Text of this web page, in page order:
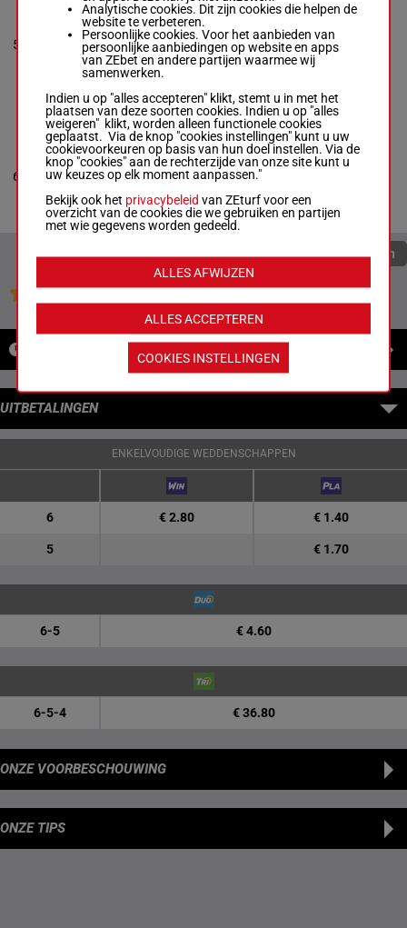
5
Jeffrey Mieras-
Pettersson
R/4 - 2060m-
R/42060m1'12"9 2a (2024)
Da 3a 0a
6
PUSHIN P YB
André Bakker-D.
Brouwer
R/4 - 2060m-
1'13"6
3a 2a (2024) 0a
R/42060m1'13"6 3a 2a
(2024) 0a
Quoteringen verversen
Jouw favoriete paarden
UITBETALINGEN
ENKELVOUDIGE WEDDENSCHAPPEN
6 € 2.80 € 1.40
5 € 1.70
6-5 € 4.60
6-5-4 € 36.80
ONZE VOORBESCHOUWING
ONZE TIPS
Analytische cookies. Dit zijn cookies die helpen de
website te verbeteren.
Persoonlijke cookies. Voor het aanbieden van
persoonlijke aanbiedingen op website en apps
van ZEbet en andere partijen waarmee wij
samenwerken.
Indien u op "alles accepteren" klikt, stemt u in met het
plaatsen van deze soorten cookies. Indien u op "alles
weigeren" klikt, worden alleen functionele cookies
geplaatst. Via de knop "cookies instellingen" kunt u uw
cookievoorkeuren op basis van hun doel instellen. Via de
knop "cookies" aan de rechterzijde van onze site kunt u
uw keuzes op elk moment aanpassen."
Bekijk ook het privacybeleid van ZEturf voor een
overzicht van de cookies die we gebruiken en partijen
met wie gegevens worden gedeeld.
ALLES ACCEPTEREN
ALLES AFWIJZEN
COOKIES INSTELLINGEN